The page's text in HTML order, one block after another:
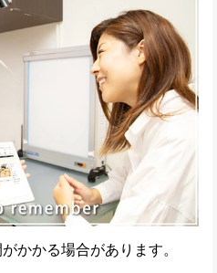
かかる場合があります。